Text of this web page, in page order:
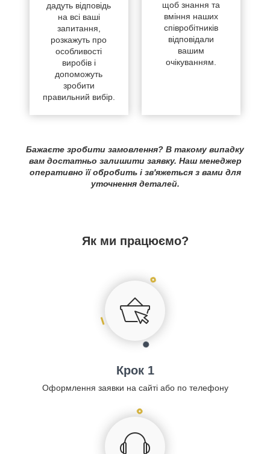
дадуть відповідь
на всі ваші
запитання,
розкажуть про
особливості
виробів і
допоможуть
зробити
правильний вибір.
щоб знання та
вміння наших
співробітників
відповідали
вашим
очікуванням.
Бажаєте зробити замовлення? В такому випадку
вам достатньо залишити заявку. Наш менеджер
оперативно її обробить і зв'яжеться з вами для
уточнення деталей.
Як ми працюємо?
Крок 1
Оформлення заявки на сайті або по телефону